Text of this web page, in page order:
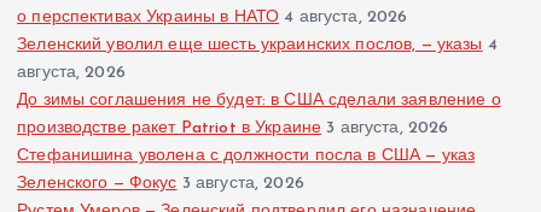
о перспективах Украины в НАТО 4 августа, 2026
Зеленский уволил еще шесть украинских послов, — указы 4
августа, 2026
До зимы соглашения не будет: в США сделали заявление о
производстве ракет Patriot в Украине 3 августа, 2026
Стефанишина уволена с должности посла в США — указ
Зеленского — Фокус 3 августа, 2026